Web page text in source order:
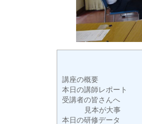
講座の概要
本日の講師レポート
受講者の皆さんへ
見本が大事
本日の研修データ